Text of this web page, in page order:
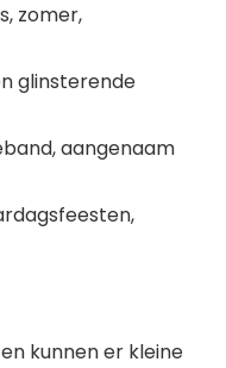
zomer,
glinsterende
aangenaam
kunnen er kleine